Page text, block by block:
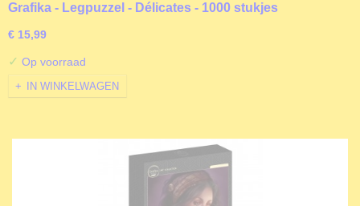
Grafika - Legpuzzel - Délicates - 1000 stukjes
€ 15,99
✓ Op voorraad
IN WINKELWAGEN